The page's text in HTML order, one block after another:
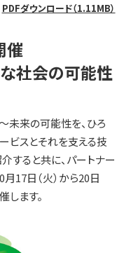
PDFダウンロード（1.11MB）
催
社会の可能性
未来の可能性を、ひろ
ビスとそれを支える技
すると共に、パートナー
17日（火）から20日
します。